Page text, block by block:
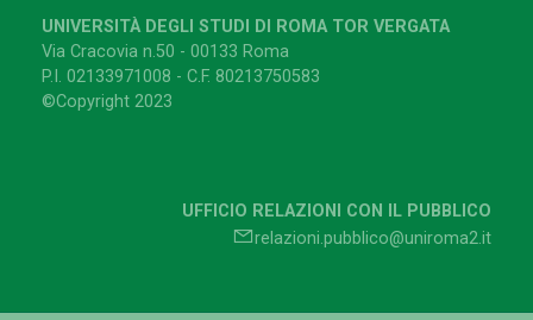
UNIVERSITÀ DEGLI STUDI DI ROMA TOR VERGATA
Via Cracovia n.50 - 00133 Roma
P.I. 02133971008 - C.F. 80213750583
©Copyright 2023
UFFICIO RELAZIONI CON IL PUBBLICO
relazioni.pubblico@uniroma2.it